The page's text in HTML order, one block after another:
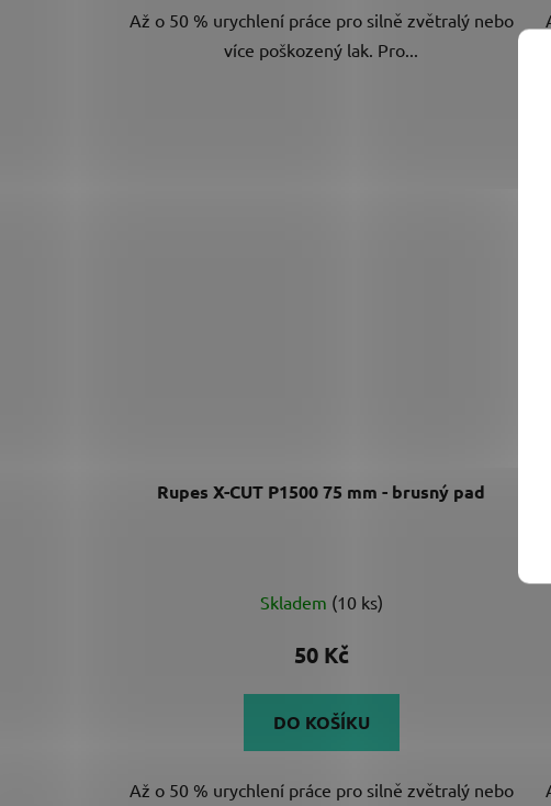
Až o 50 % urychlení práce pro silně zvětralý nebo
více poškozený lak. Pro...
Rupes X-CUT P1500 75 mm - brusný pad
Skladem (10 ks)
50 Kč
DO KOŠÍKU
Až o 50 % urychlení práce pro silně zvětralý nebo